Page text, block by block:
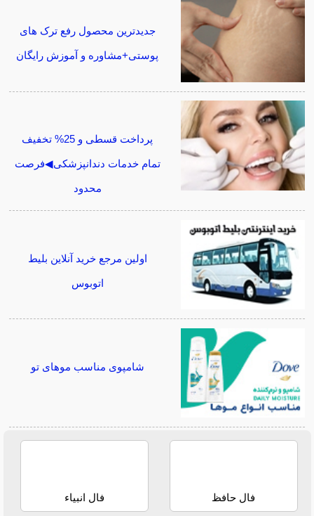
جدیدترین محصول رفع ترک های
پوستی+مشاوره و آموزش رایگان
پرداخت قسطی و 25% تخفیف
تمام خدمات دندانپزشکی◀فرصت
محدود
اولین مرجع خرید آنلاین بلیط
اتوبوس
شامپوی مناسب موهای تو
فال حافظ فال انبیاء